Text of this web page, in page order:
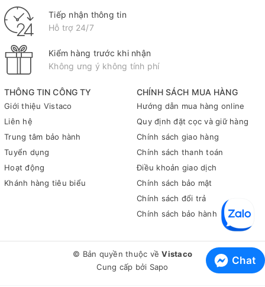
THÔNG TIN CÔNG TY
Giới thiệu Vistaco
Liên hệ
Trung tâm bảo hành
Tuyển dụng
Hoạt động
Khánh hàng tiêu biểu
CHÍNH SÁCH MUA HÀNG
Hướng dẫn mua hàng online
Quy định đặt cọc và giữ hàng
Chính sách giao hàng
Chính sách thanh toán
Điều khoản giao dịch
Chính sách bảo mật
Chính sách đổi trả
Chính sách bảo hành
Tiếp nhận thông tin
Hỗ trợ 24/7
Kiểm hàng trước khi nhận
Không ưng ý không tính phí
© Bản quyền thuộc vềVistaco
Cung cấp bởi Sapo
Chat